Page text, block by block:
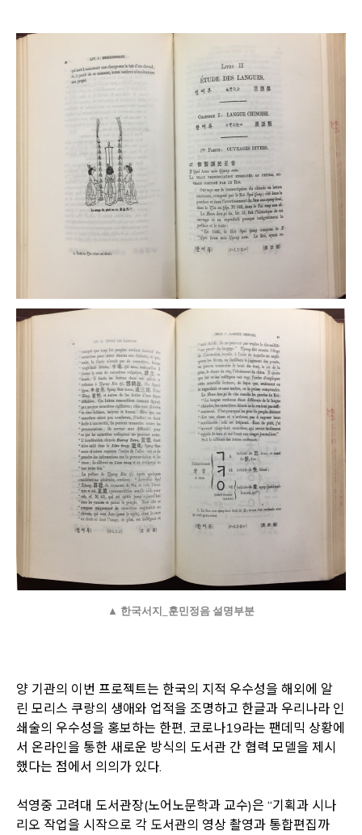
▲ 한국서지_훈민정음 설명부분
양 기관의 이번 프로젝트는 한국의 지적 우수성을 해외에 알
린 모리스 쿠랑의 생애와 업적을 조명하고 한글과 우리나라 인
쇄술의 우수성을 홍보하는 한편, 코로나19라는 팬데믹 상황에
서 온라인을 통한 새로운 방식의 도서관 간 협력 모델을 제시
했다는 점에서 의의가 있다.
석영중 고려대 도서관장(노어노문학과 교수)은 “기획과 시나
리오 작업을 시작으로 각 도서관의 영상 촬영과 통합편집까